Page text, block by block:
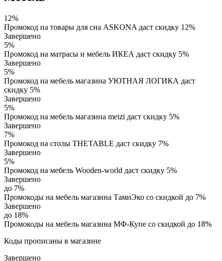
12%
Промокод на товары для сна ASKONA даст скидку 12%
Завершено
5%
Промокод на матрасы и мебель ИКЕА даст скидку 5%
Завершено
5%
Промокод на мебель магазина УЮТНАЯ ЛОГИКА даст
скидку 5%
Завершено
5%
Промокод на мебель магазина meizi даст скидку 5%
Завершено
7%
Промокод на столы THETABLE даст скидку 7%
Завершено
5%
Промокод на мебель Wooden-world даст скидку 5%
Завершено
до 7%
Промокоды на мебель магазина ТамиЭко со скидкой до 7%
Завершено
до 18%
Промокоды на мебель магазина МФ-Купе со скидкой до 18%
Коды прописаны в магазине
Завершено